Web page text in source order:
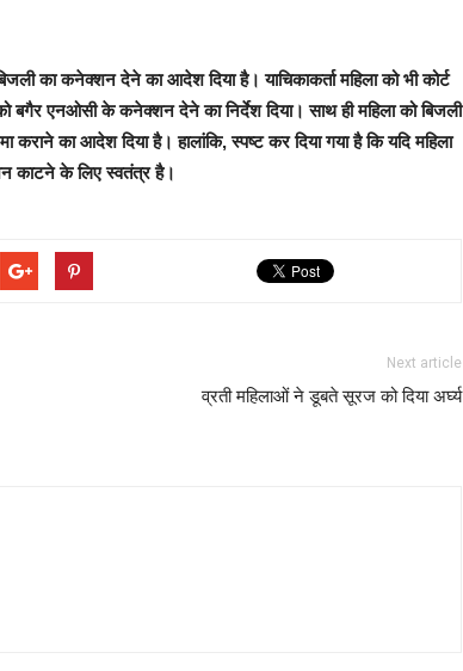
का कनेक्शन देने का आदेश दिया है। याचिकाकर्ता महिला को भी कोर्ट
बगैर एनओसी के कनेक्शन देने का निर्देश दिया। साथ ही महिला को बिजली
का आदेश दिया है। हालांकि, स्पष्ट कर दिया गया है कि यदि महिला
काटने के लिए स्वतंत्र है।
Next article
व्रती महिलाओं ने डूबते सूरज को दिया अर्घ्य